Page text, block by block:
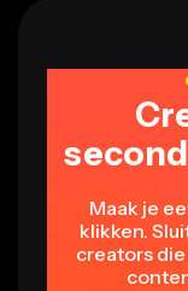
Maak je
klikken.
creators